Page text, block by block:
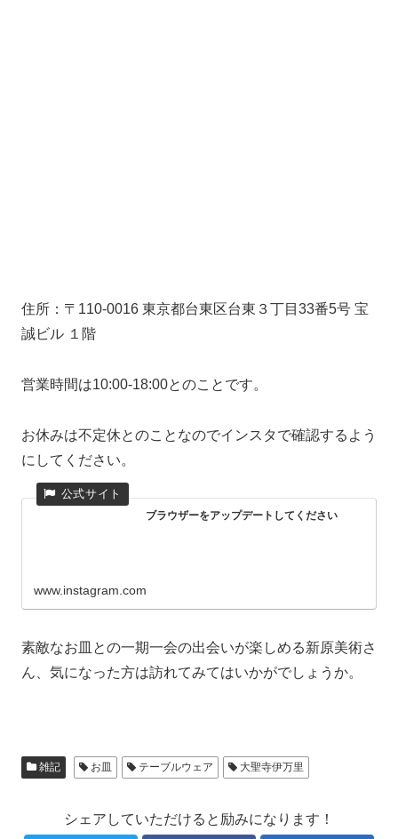
住所：〒110-0016 東京都台東区台東３丁目33番5号 宝
誠ビル １階
営業時間は10:00-18:00とのことです。
お休みは不定休とのことなのでインスタで確認するよう
にしてください。
ブラウザーをアップデートしてください
www.instagram.com
素敵なお皿との一期一会の出会いが楽しめる新原美術さ
ん、気になった方は訪れてみてはいかがでしょうか。
雑記 お皿 テーブルウェア 大聖寺伊万里
シェアしていただけると励みになります！